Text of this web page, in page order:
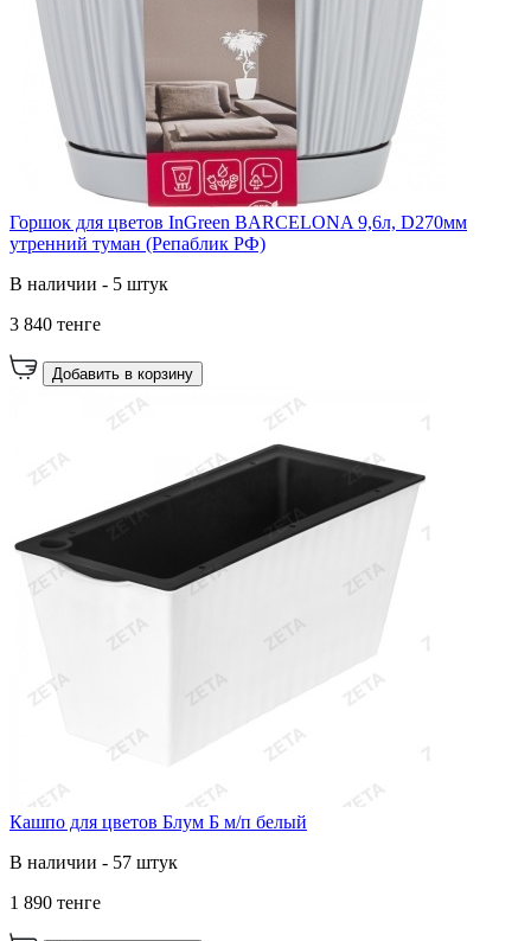
Горшок для цветов InGreen BARCELONA 9,6л, D270мм
утренний туман (Репаблик РФ)
В наличии - 5 штук
3 840 тенге
Добавить в корзину
Кашпо для цветов Блум Б м/п белый
В наличии - 57 штук
1 890 тенге